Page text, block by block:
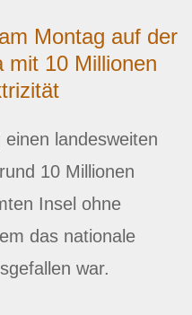
Montag auf der
mit 10 Millionen
landesweiten
10 Millionen
Insel ohne
das nationale
war.